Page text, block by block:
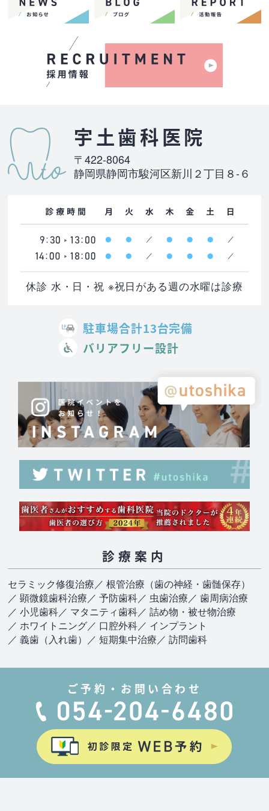
宇土歯科医院
〒422-8064
静岡県静岡市駿河区新川２丁目８-６
休診 水・日・祝 ※祝日がある週の水曜は診療
駐車場合計13台完備
バリアフリー設計
診療案内
セラミック修復治療／ 根管治療（歯の神経・歯髄保存）
／ 顕微鏡歯科治療／ 予防歯科／ 虫歯治療／ 歯周病治療
／ 小児歯科／ マタニティ歯科／ 詰め物・被せ物治療
／ ホワイトニング／ 口腔外科／ インプラント
／ 義歯（入れ歯） ／ 短期集中治療／ 訪問歯科
ご予約・お問い合わせ